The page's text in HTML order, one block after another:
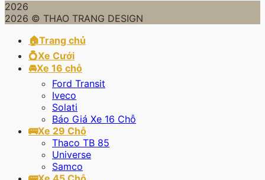
2026
2026 © THAO TRANG DESIGN
🏠Trang chủ
💍Xe Cưới
🚘Xe 16 chỗ
Ford Transit
Iveco
Solati
Báo Giá Xe 16 Chỗ
🚌Xe 29 Chỗ
Thaco TB 85
Universe
Samco